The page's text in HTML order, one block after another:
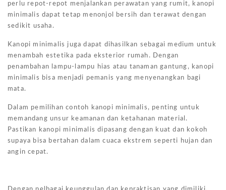
perlu repot-repot menjalankan perawatan yang rumit, kanopi
minimalis dapat tetap menonjol bersih dan terawat dengan
sedikit usaha.
Kanopi minimalis juga dapat dihasilkan sebagai medium untuk
menambah estetika pada eksterior rumah. Dengan
penambahan lampu-lampu hias atau tanaman gantung, kanopi
minimalis bisa menjadi pemanis yang menyenangkan bagi
mata.
Dalam pemilihan contoh kanopi minimalis, penting untuk
memandang unsur keamanan dan ketahanan material.
Pastikan kanopi minimalis dipasang dengan kuat dan kokoh
supaya bisa bertahan dalam cuaca ekstrem seperti hujan dan
angin cepat.